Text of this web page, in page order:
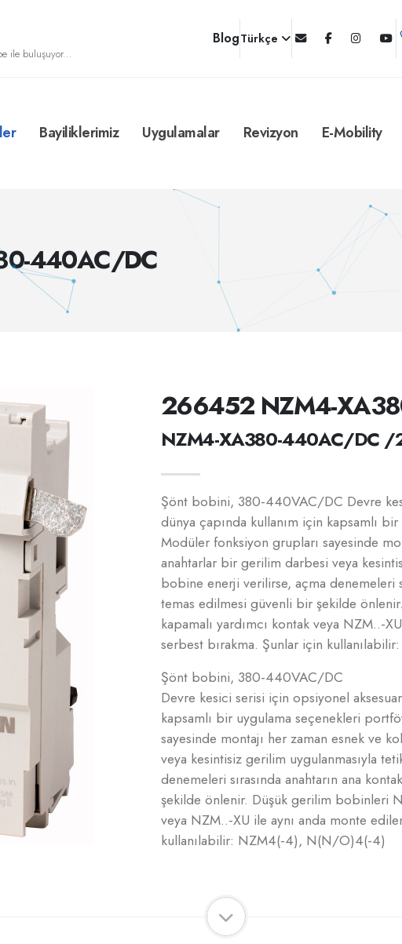
ile buluşuyor...
BlogTürkçe
Bayiliklerimiz Uygulamalar Revizyon E-Mobility
440AC/DC
266452 NZM4-
NZM4-XA380-440AC/DC
Şönt bobini, 380-440VAC/DC Devre
dünya çapında kullanım için kapsamlı
Modüler fonksiyon grupları sayesinde
anahtarlar bir gerilim darbesi veya
bobine enerji verilirse, açma denemeleri
temas edilmesi güvenli bir şekilde
kapamalı yardımcı kontak veya NZM..-
serbest bırakma. Şunlar için
Şönt bobini, 380-440VAC/DC
Devre kesici serisi için opsiyonel
kapsamlı bir uygulama seçenekleri
sayesinde montajı her zaman esnek ve
veya kesintisiz gerilim uygulanmasıyla
denemeleri sırasında anahtarın ana
şekilde önlenir. Düşük gerilim bobinleri
veya NZM..-XU ile aynı anda monte
kullanılabilir: NZM4(-4), N(N/O)4(-4)